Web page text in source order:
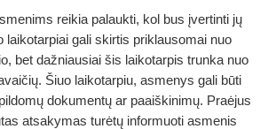
reikia palaukti, kol bus įvertinti jų
laikotarpiai gali skirtis priklausomai nuo
bet dažniausiai šis laikotarpis trunka nuo
Šiuo laikotarpiu, asmenys gali būti
dokumentų ar paaiškinimų. Praėjus
atsakymas turėtų informuoti asmenis